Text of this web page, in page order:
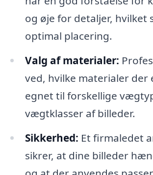
og øje for detaljer, hvilket
optimal placering.
Valg af materialer:
ved, hvilke materialer der
egnet til forskellige
vægtklasser af billeder.
Sikkerhed: Et firmaledet
sikrer, at dine billeder